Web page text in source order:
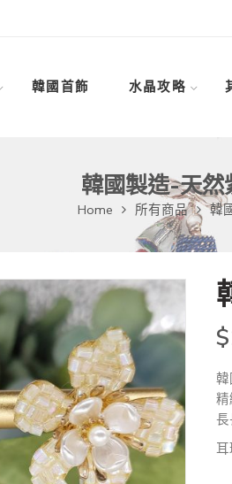
韓國首飾 水晶攻略
韓國製造-天然
Home 所有商品 韓
$
精
長